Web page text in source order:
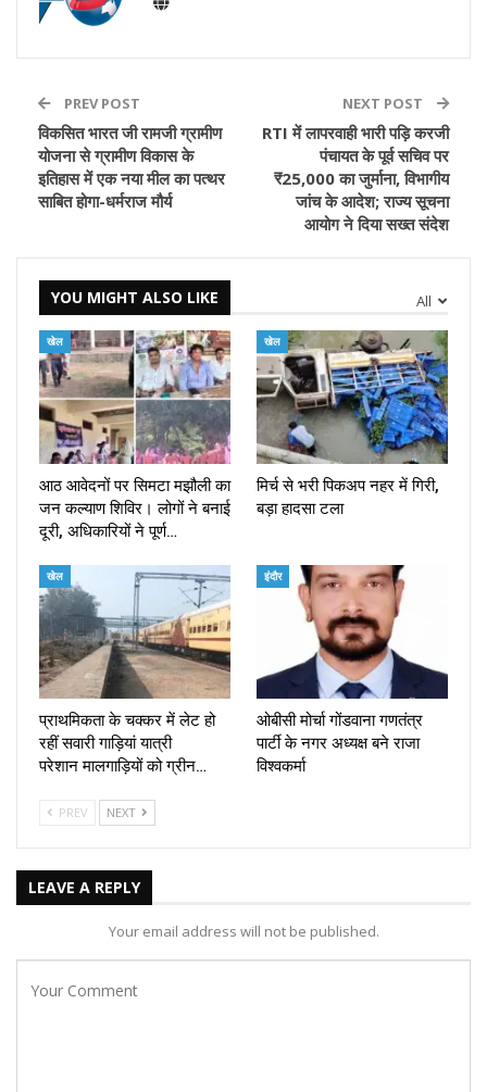
PREV POST
विकसित भारत जी रामजी ग्रामीण
योजना से ग्रामीण विकास के
इतिहास में एक नया मील का पत्थर
साबित होगा-धर्मराज मौर्य
NEXT POST
RTI में लापरवाही भारी पड़ि करजी
पंचायत के पूर्व सचिव पर
₹25,000 का जुर्माना, विभागीय
जांच के आदेश; राज्य सूचना
आयोग ने दिया सख्त संदेश
All
YOU MIGHT ALSO LIKE
खेल
आठ आवेदनों पर सिमटा मझौली का
जन कल्याण शिविर। लोगों ने बनाई
दूरी, अधिकारियों ने पूर्ण…
खेल
मिर्च से भरी पिकअप नहर में गिरी,
बड़ा हादसा टला
खेल
प्राथमिकता के चक्कर में लेट हो
रहीं सवारी गाड़ियां यात्री
परेशान मालगाड़ियों को ग्रीन…
इंदौर
ओबीसी मोर्चा गोंडवाना गणतंत्र
पार्टी के नगर अध्यक्ष बने राजा
विश्वकर्मा
PREV NEXT
LEAVE A REPLY
Your email address will not be published.